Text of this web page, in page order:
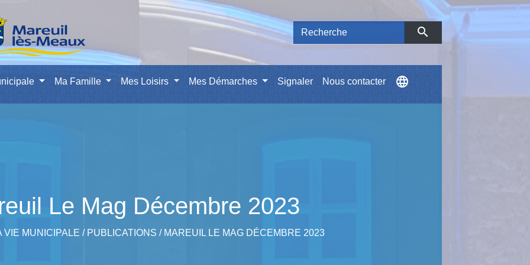
search
Ma Famille Mes Loisirs Mes Démarches Signaler Nous contacter language
Le Mag Décembre 2023
VIE MUNICIPALE / PUBLICATIONS / MAREUIL LE MAG DÉCEMBRE 2023